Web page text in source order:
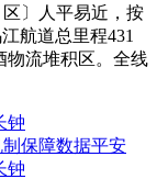
〕人平易近，按
航道总里程431
物流堆积区。全线
钟
保障数据平安
钟